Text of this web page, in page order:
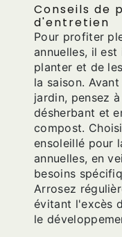
Conseils de
d'entretien
Pour profiter
annuelles, il
planter et de
la saison.
jardin, pensez
désherbant et
compost.
ensoleillé pour
annuelles, en
besoins
Arrosez
évitant l'excès
le